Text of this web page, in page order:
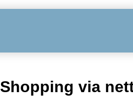
Shopping via